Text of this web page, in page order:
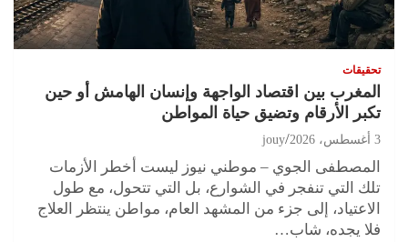
تحقيقات
المغرب بين اقتصاد الواجهة وإنسان الهامش أو حين
تكبر الأرقام وتضيق حياة المواطن
3 أغسطس، 2026 jouy
المصطفى الجوي – موطني نيوز ليست أخطر الأزمات
تلك التي تنفجر في الشوارع، بل التي تتحول، مع طول
الاعتياد، إلى جزء من المشهد العام، مواطن ينتظر العلاج
فلا يجده، شاب…